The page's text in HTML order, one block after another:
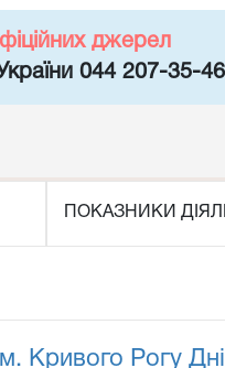
джерел
044 207-35-46
ПОКАЗНИКИ
Кривого Рогу